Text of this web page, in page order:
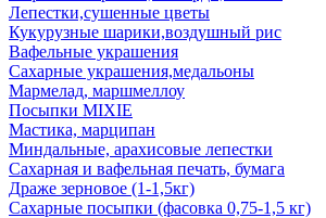
Лепестки,сушенные цветы
Кукурузные шарики,воздушный рис
Вафельные украшения
Сахарные украшения,медальоны
Мармелад, маршмеллоу
Посыпки MIXIE
Мастика, марципан
Миндальные, арахисовые лепестки
Сахарная и вафельная печать, бумага
Драже зерновое (1-1,5кг)
Сахарные посыпки (фасовка 0,75-1,5 кг)